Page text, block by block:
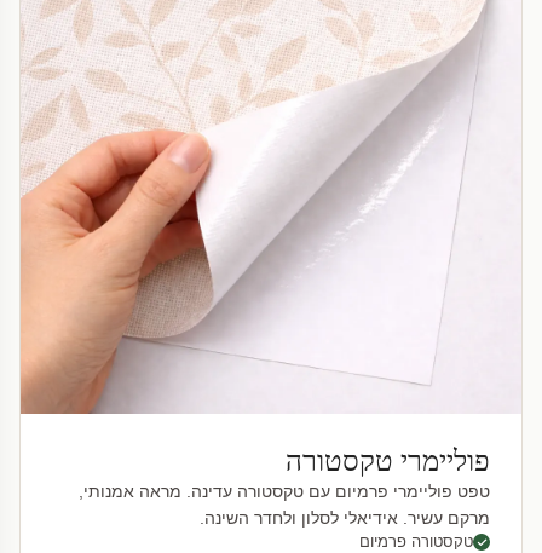
פוליימרי טקסטורה
טפט פוליימרי פרמיום עם טקסטורה עדינה. מראה אמנותי,
מרקם עשיר. אידיאלי לסלון ולחדר השינה.
טקסטורה פרמיום